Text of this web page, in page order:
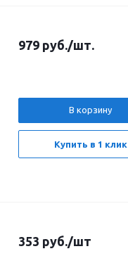
979 руб./шт.
В корзину
Купить в 1 клик
353 руб./шт